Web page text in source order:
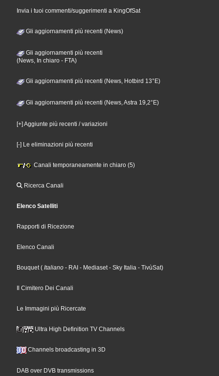
Invia i tuoi commenti/suggerimenti a KingOfSat
Gli aggiornamenti più recenti (News)
Gli aggiornamenti più recenti
(News, In chiaro - FTA)
Gli aggiornamenti più recenti (News, Hotbird 13°E)
Gli aggiornamenti più recenti (News, Astra 19,2°E)
[+] Aggiunte più recenti / variazioni
[-] Le eliminazioni più recenti
Canali temporaneamente in chiaro (5)
Ricerca Canali
Elenco Satelliti
Rapporti di Ricezione
Elenco Canali
Bouquet ( Italiano - RAI - Mediaset - Sky Italia - TivùSat)
Il Cimitero Dei Canali
Le Immagini più Ricercate
Ultra High Definition TV Channels
Channels broadcasting in 3D
DAB over DVB transmissions